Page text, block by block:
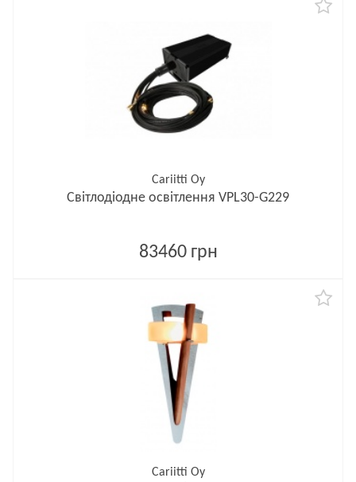
Cariitti Oy
Світлодіодне освітлення VPL30-G229
83460 грн
Cariitti Oy